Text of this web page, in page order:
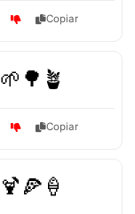
Copiar
🌱🌳🪴
Copiar
🍹🍕🍦